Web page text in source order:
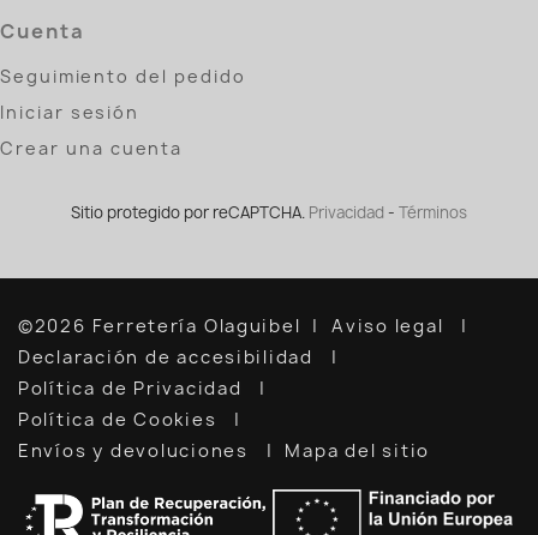
Cuenta
Seguimiento del pedido
Iniciar sesión
Crear una cuenta
Sitio protegido por reCAPTCHA. Privacidad - Términos
©2026 Ferretería Olaguibel
Aviso legal
Declaración de accesibilidad
Política de Privacidad
Política de Cookies
Envíos y devoluciones
Mapa del sitio